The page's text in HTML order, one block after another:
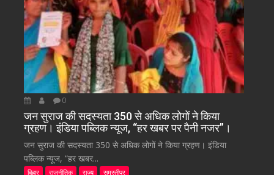
0
जन सुराज की सदस्यता 350 से अधिक लोगों ने किया
ग्रहण। इंडिया पब्लिक न्यूज, “हर खबर पर पैनी नजर”।
जन सुराज की सदस्यता 350 से अधिक लोगों ने किया ग्रहण। इंडिया
पब्लिक न्यूज, “हर खबर...
बिहार राजनीतिक राज्य समस्तीपुर